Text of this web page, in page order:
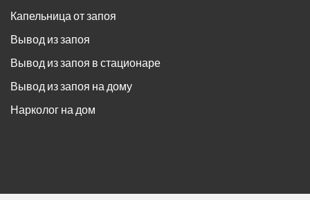
Капельница от запоя
Вывод из запоя
Вывод из запоя в стационаре
Вывод из запоя на дому
Нарколог на дом